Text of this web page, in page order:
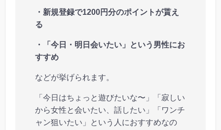
・新規登録で1200円分のポイントが貰え
る
・「今日・明日会いたい」という男性にお
すすめ
などが挙げられます。
「今日はちょっと遊びたいな〜」「寂しい
から女性と会いたい、話したい」「ワンチ
ャン狙いたい」という人におすすめなの